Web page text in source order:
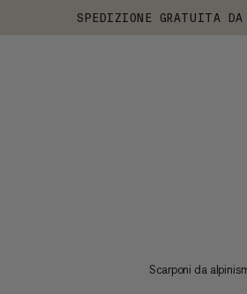
SPEDIZIONE GRATUITA
Scarponi da